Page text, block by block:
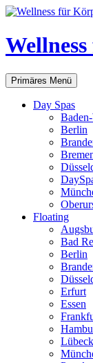
Zum
springen
Suchen
Primäres Menü
Day Spas
Berlin
Floating
Bad
Berlin
Erfurt
Essen
Lübeck